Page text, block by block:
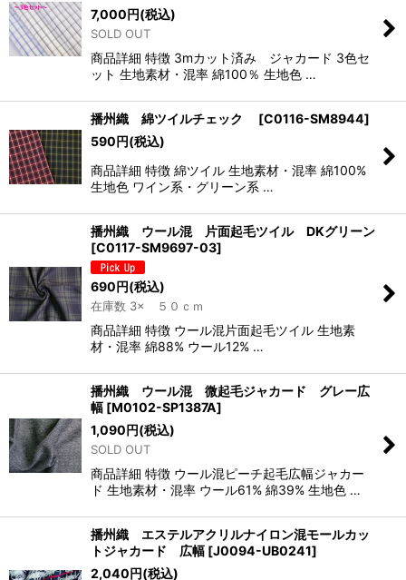
7,000円(税込)
SOLD OUT
商品詳細 特徴 3mカット済み ジャカード 3色セ
ット 生地素材・混率 綿100％ 生地色 …
播州織 綿ツイルチェック [C0116-SM8944]
590円(税込)
商品詳細 特徴 綿ツイル 生地素材・混率 綿100%
生地色 ワイン系・グリーン系 …
播州織 ウール混 片面起毛ツイル DKグリーン
[C0117-SM9697-03]
690円(税込)
在庫数 3× ５０ｃｍ
商品詳細 特徴 ウール混片面起毛ツイル 生地素
材・混率 綿88% ウール12% …
播州織 ウール混 微起毛ジャカード グレー広
幅 [M0102-SP1387A]
1,090円(税込)
SOLD OUT
商品詳細 特徴 ウール混ピーチ起毛広幅ジャカー
ド 生地素材・混率 ウール61% 綿39% 生地色 …
播州織 エステルアクリルナイロン混モールカッ
トジャカード 広幅 [J0094-UB0241]
2,040円(税込)